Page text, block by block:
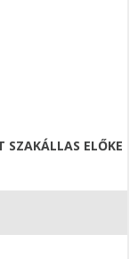
SZAKÁLLAS ELŐKE